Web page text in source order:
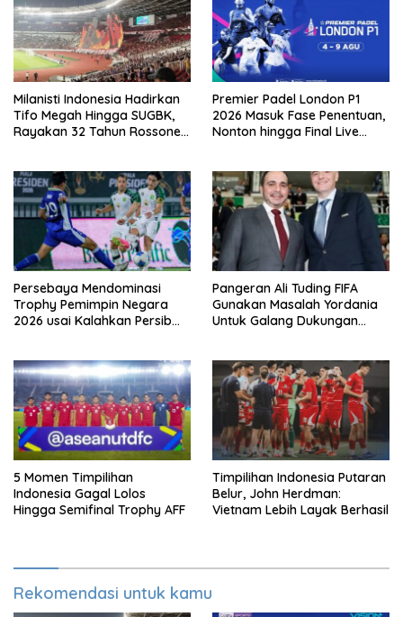
Milanisti Indonesia Hadirkan
Tifo Megah Hingga SUGBK,
Rayakan 32 Tahun Rossoneri
Premier Padel London P1
2026 Masuk Fase Penentuan,
Nonton hingga Final Live
Persebaya Mendominasi
Trophy Pemimpin Negara
2026 usai Kalahkan Persib
Pangeran Ali Tuding FIFA
Gunakan Masalah Yordania
Untuk Galang Dukungan
5 Momen Timpilihan
Indonesia Gagal Lolos
Hingga Semifinal Trophy AFF
Timpilihan Indonesia Putaran
Belur, John Herdman:
Vietnam Lebih Layak Berhasil
Rekomendasi untuk kamu